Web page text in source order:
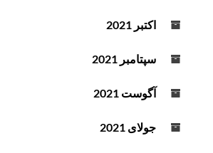
اکتبر 2021
سپتامبر 2021
آگوست 2021
جولای 2021